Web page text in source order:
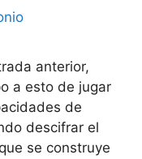
anterior,
a esto de jugar
de
descifrar el
se construye